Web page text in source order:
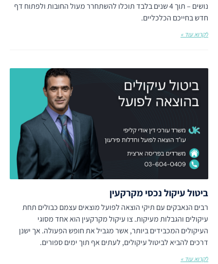
נושים – תוך 4 שנים בלבד תוכלו להשתחרר מעול החובות ולפתוח דף
חדש בחייכם הכלכליים.
לקרוא עוד »
ביטול עיקול נכסי מקרקעין
רבים הנאבקים עם תיקי הוצאה לפועל מוצאים עצמם כבולים תחת
עיקולים והגבלות מעיקות. צו עיקול מקרקעין הוא אחד מסוגי
העיקולים המכבידים ביותר, אשר מגביל את חופש הפעולה. אך ישנן
דרכים להביא לביטול עיקולים, לעתים אף תוך ימים ספורים.
לקרוא עוד »